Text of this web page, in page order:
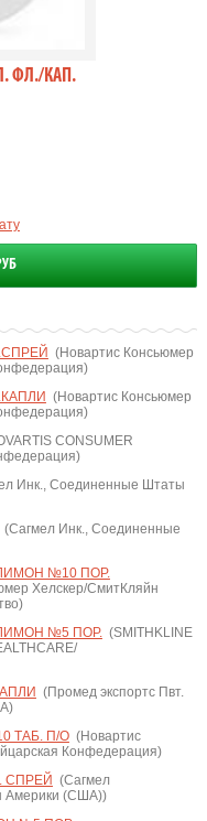
ФЛ./КАП.
(Новартис Консьюмер
(Новартис Консьюмер
CONSUMER
Инк., Соединенные Штаты
Инк., Соединенные
№10 ПОР.
Хелскер/СмитКляйн
№5 ПОР.(SMITHKLINE
(Промед экспортс Пвт.
ТАБ. П/О(Новартис
Конфедерация)
СПРЕЙ (Сагмел
Америки (США))